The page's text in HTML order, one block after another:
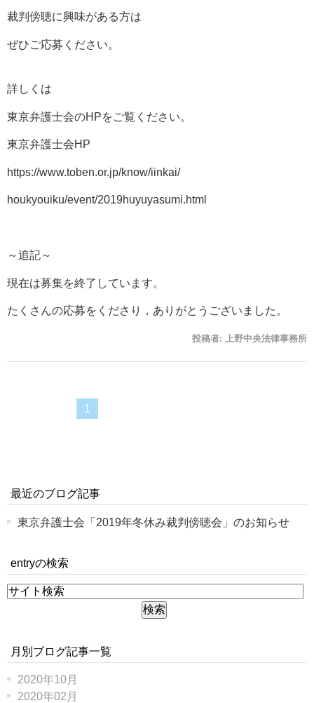
裁判傍聴に興味がある方は
ぜひご応募ください。
詳しくは
東京弁護士会のHPをご覧ください。
東京弁護士会HP
https://www.toben.or.jp/know/iinkai/
houkyouiku/event/2019huyuyasumi.html
～追記～
現在は募集を終了しています。
たくさんの応募をくださり，ありがとうございました。
投稿者: 上野中央法律事務所
1
最近のブログ記事
東京弁護士会「2019年冬休み裁判傍聴会」のお知らせ
entryの検索
月別ブログ記事一覧
2020年10月
2020年02月